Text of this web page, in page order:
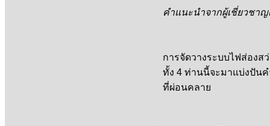
คำแนะนำจากผู้เชี่ยวชา
การจัดวางระบบไฟส่อง
ทั้ง 4 ท่านนี้จะมาแบ่งปันค
ที่ผ่อนคลาย